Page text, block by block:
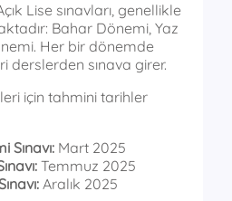
Lise sınavları, genellikle
Bahar Dönemi, Yaz
Her bir dönemde
derslerden sınava girer.
için tahmini tarihler
Sınavı: Mart 2025
Temmuz 2025
Aralık 2025